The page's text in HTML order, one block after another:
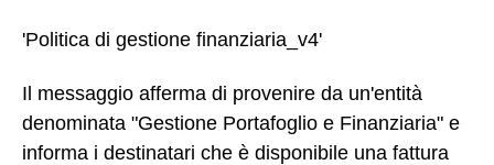
'Politica di gestione finanziaria_v4'
Il messaggio afferma di provenire da un'entità
denominata "Gestione Portafoglio e Finanziaria" e
informa i destinatari che è disponibile una fattura